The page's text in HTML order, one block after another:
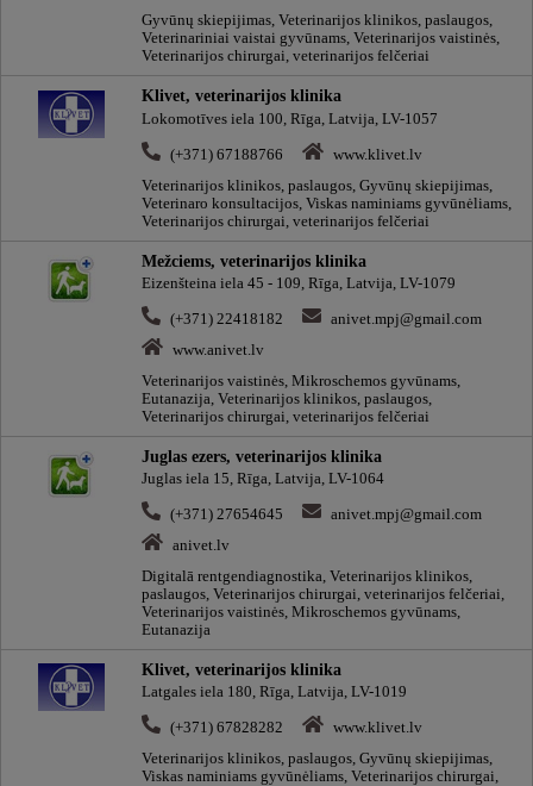
Gyvūnų skiepijimas, Veterinarijos klinikos, paslaugos,
Veterinariniai vaistai gyvūnams, Veterinarijos vaistinės,
Veterinarijos chirurgai, veterinarijos felčeriai
Klivet, veterinarijos klinika
Lokomotīves iela 100, Rīga, Latvija, LV-1057
(+371) 67188766
www.klivet.lv
Veterinarijos klinikos, paslaugos, Gyvūnų skiepijimas,
Veterinaro konsultacijos, Viskas naminiams gyvūnėliams,
Veterinarijos chirurgai, veterinarijos felčeriai
Mežciems, veterinarijos klinika
Eizenšteina iela 45 - 109, Rīga, Latvija, LV-1079
(+371) 22418182
anivet.mpj@gmail.com
www.anivet.lv
Veterinarijos vaistinės, Mikroschemos gyvūnams,
Eutanazija, Veterinarijos klinikos, paslaugos,
Veterinarijos chirurgai, veterinarijos felčeriai
Juglas ezers, veterinarijos klinika
Juglas iela 15, Rīga, Latvija, LV-1064
(+371) 27654645
anivet.mpj@gmail.com
anivet.lv
Digitalā rentgendiagnostika, Veterinarijos klinikos,
paslaugos, Veterinarijos chirurgai, veterinarijos felčeriai,
Veterinarijos vaistinės, Mikroschemos gyvūnams,
Eutanazija
Klivet, veterinarijos klinika
Latgales iela 180, Rīga, Latvija, LV-1019
(+371) 67828282
www.klivet.lv
Veterinarijos klinikos, paslaugos, Gyvūnų skiepijimas,
Viskas naminiams gyvūnėliams, Veterinarijos chirurgai,